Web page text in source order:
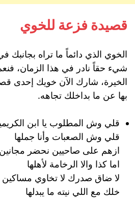
قصيدة فزعة للخوي
الخوي الذي دائماً ما تراه بجانبك
شيء حقاً نادر في هذا الزمان،
الخيرة، شارك الآن خويك إحدى
بها عن ما بداخلك تجاهه.
قلي وش المطلوب يا ابن
قلي وش الصعبات وأنا جملها
ازهم على صاحيين نحضر مجانين
اما كذا والا الرخامة لأهلها
لا ضاق صدرك لا تخاوي مساكين
خلك مع اللي نيته ما يبدلها